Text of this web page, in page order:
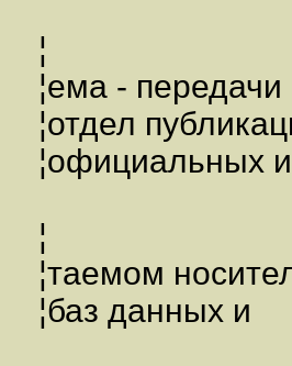
¦
¦ема -
¦отдел
¦официальных
¦
¦таемом
¦баз данных